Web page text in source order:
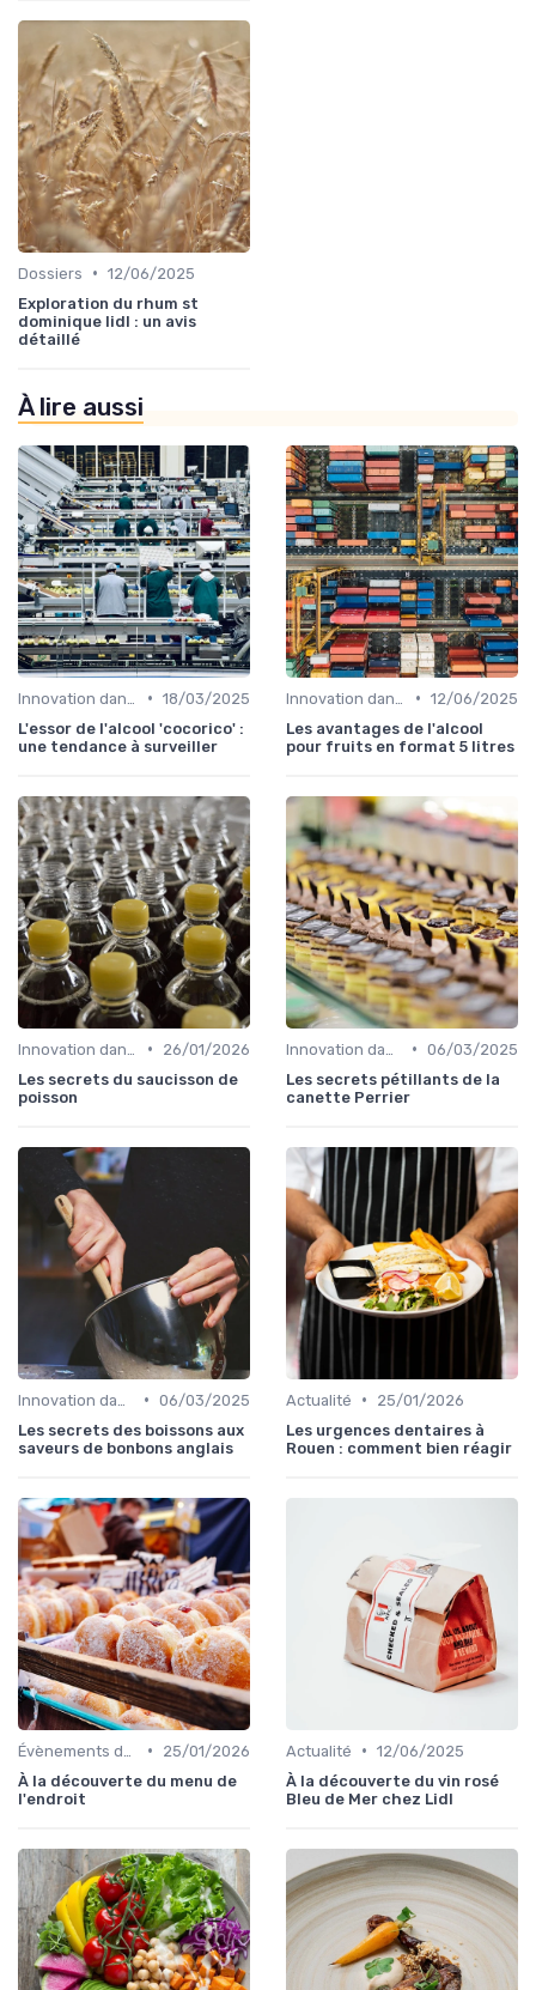
Dossiers • 12/06/2025
Exploration du rhum st
dominique lidl : un avis
détaillé
À lire aussi
• 18/03/2025
L'essor de l'alcool 'cocorico' :
une tendance à surveiller
• 12/06/2025
Les avantages de l'alcool
pour fruits en format 5 litres
•
26/01/2026
Les secrets du saucisson de
poisson
• 06/03/2025
Les secrets pétillants de la
canette Perrier
• 06/03/2025
Les secrets des boissons aux
saveurs de bonbons anglais
Actualité •
25/01/2026
Les urgences dentaires à
Rouen : comment bien réagir
•
25/01/2026
À la découverte du menu de
l'endroit
Actualité • 12/06/2025
À la découverte du vin rosé
Bleu de Mer chez Lidl